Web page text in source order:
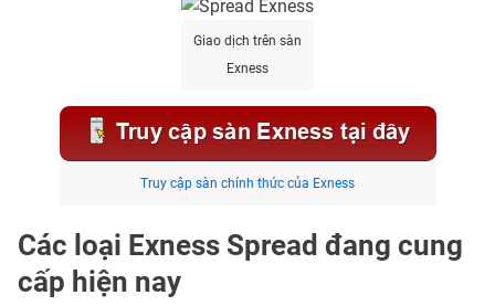
Giao dịch trên sàn
Exness
Truy cập sàn chính thức của Exness
Các loại Exness Spread đang cung
cấp hiện nay